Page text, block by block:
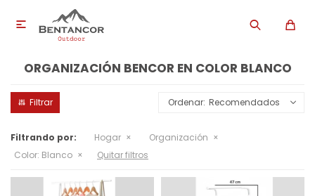

ORGANIZACIÓN BENCOR EN COLOR BLANCO
Recomendados
Filtrando por: Hogar
Organización
Color: Blanco Quitar filtros